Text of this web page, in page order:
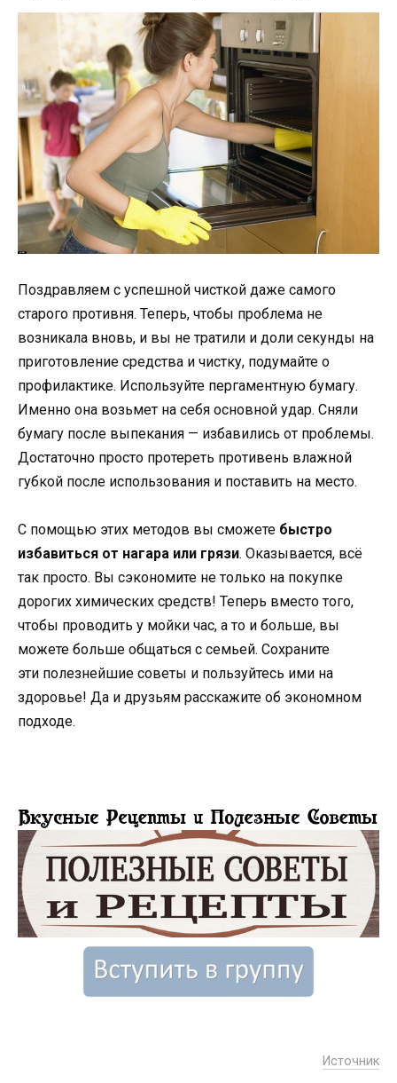
Поздравляем с успешной чисткой даже самого
старого противня. Теперь, чтобы проблема не
возникала вновь, и вы не тратили и доли секунды на
приготовление средства и чистку, подумайте о
профилактике. Используйте пергаментную бумагу.
Именно она возьмет на себя основной удар. Сняли
бумагу после выпекания — избавились от проблемы.
Достаточно просто протереть противень влажной
губкой после использования и поставить на место.
С помощью этих методов вы сможете быстро
избавиться от нагара или грязи. Оказывается, всё
так просто. Вы сэкономите не только на покупке
дорогих химических средств! Теперь вместо того,
чтобы проводить у мойки час, а то и больше, вы
можете больше общаться с семьей. Сохраните
эти полезнейшие советы и пользуйтесь ими на
здоровье! Да и друзьям расскажите об экономном
подходе.
Источник